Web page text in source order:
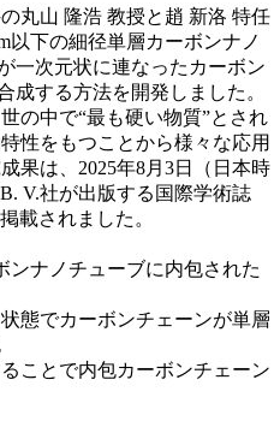
丸山 隆浩 教授と趙 新洛 特任
以下の細径単層カーボンナノ
一次元状に連なったカーボン
成する方法を開発しました。
の中で“最も硬い物質”とされ
性をもつことから様々な応用
果は、2025年8月3日（日本時
V.社が出版する国際学術誌
載されました。
ンナノチューブに内包された
態でカーボンチェーンが単層
ことで内包カーボンチェーン